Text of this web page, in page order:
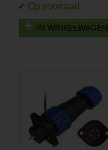
IN WINKELWAGEN